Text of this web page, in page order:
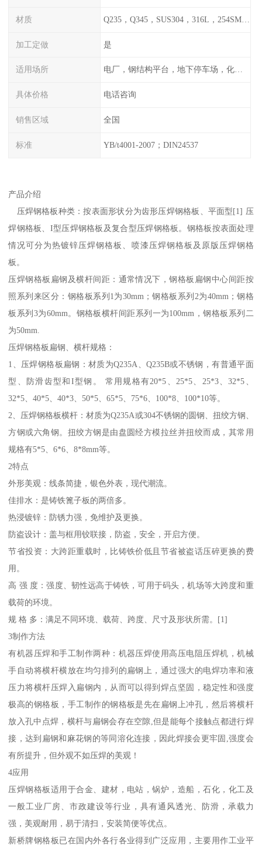
材质 Q235，Q345，SUS304，316L，254SMO，2205
加工定做 是
适用场所 电厂，钢结构平台，地下停车场，化工平台，港口码头
具体价格 电话咨询
销售区域 全国
标准 YB/t4001-2007；DIN24537
产品介绍
压焊钢格板种类：按表面形状分为齿形压焊钢格板、平面型[1] 压
焊钢格板、I型压焊钢格板及复合型压焊钢格板。钢格板按表面处理
情况可分为热镀锌压焊钢格板、喷漆压焊钢格板及原版压焊钢格
板。
压焊钢格板扁钢及横杆间距：通常情况下，钢格板扁钢中心间距按
照系列来区分：钢格板系列1为30mm；钢格板系列2为40mm；钢格
板系列3为60mm。钢格板横杆间距系列一为100mm，钢格板系列二
为50mm.
压焊钢格板扁钢、横杆规格：
1、压焊钢格板扁钢：材质为Q235A、Q235B或不锈钢，有普通平面
型、防滑齿型和I型钢。 常用规格有20*5、25*5、25*3、32*5、
32*5、40*5、40*3、50*5、65*5、75*6、100*8、100*10等。
2、压焊钢格板横杆：材质为Q235A或304不锈钢的圆钢、扭绞方钢、
方钢或六角钢。扭绞方钢是由盘圆经方模拉丝并扭绞而成，其常用
规格有5*5、6*6、8*8mm等。
2特点
外形美观：线条简捷，银色外表，现代潮流。
佳排水：是铸铁篦子板的两倍多。
热浸镀锌：防锈力强，免维护及更换。
防盗设计：盖与框用铰联接，防盗，安全，开启方便。
节省投资：大跨距重载时，比铸铁价低且节省被盗话压碎更换的费
用。
高 强 度：强度、韧性远高于铸铁，可用于码头，机场等大跨度和重
载荷的环境。
规 格 多：满足不同环境、载荷、跨度、尺寸及形状所需。[1]
3制作方法
有机器压焊和手工制作两种：机器压焊使用高压电阻压焊机，机械
手自动将横杆横放在均匀排列的扁钢上，通过强大的电焊功率和液
压力将横杆压焊入扁钢内，从而可以得到焊点坚固，稳定性和强度
极高的钢格板，手工制作的钢格板是先在扁钢上冲孔，然后将横杆
放入孔中点焊，横杆与扁钢会存在空隙,但是能每个接触点都进行焊
接，达到扁钢和麻花钢的等同溶化连接，因此焊接会更牢固,强度会
有所提升，但外观不如压焊的美观！
4应用
压焊钢格板适用于合金、建材，电站，锅炉，造船，石化，化工及
一般工业厂房、市政建设等行业，具有通风透光、防滑，承载力
强，美观耐用，易于清扫，安装简便等优点。
新桥牌钢格板已在国内外各行各业得到广泛应用，主要用作工业平